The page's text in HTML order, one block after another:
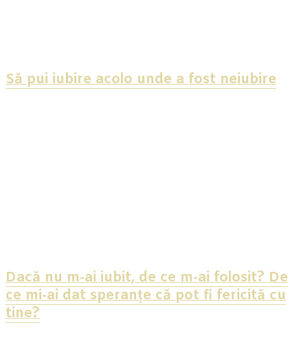
Să pui iubire acolo unde a fost neiubire
Dacă nu m-ai iubit, de ce m-ai folosit? De
ce mi-ai dat speranțe că pot fi fericită cu
tine?